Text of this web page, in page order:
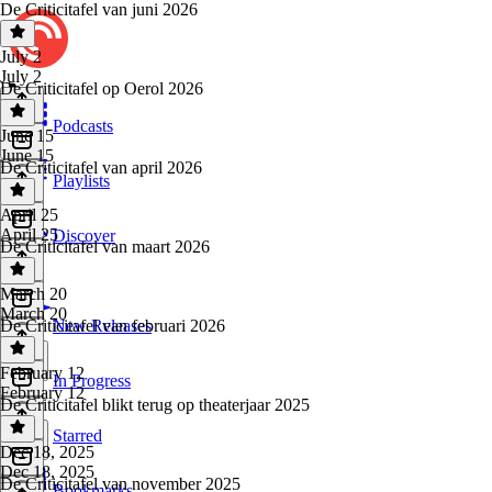
Podcasts
Playlists
Discover
New Releases
In Progress
Starred
De Criticitafel van juni 2026
July 2
July 2
De Criticitafel op Oerol 2026
June 15
June 15
De Criticitafel van april 2026
April 25
April 25
De Criticitafel van maart 2026
March 20
March 20
De Criticitafel van februari 2026
February 12
February 12
De Criticitafel blikt terug op theaterjaar 2025
Dec 18, 2025
Dec 18, 2025
De Criticitafel van november 2025